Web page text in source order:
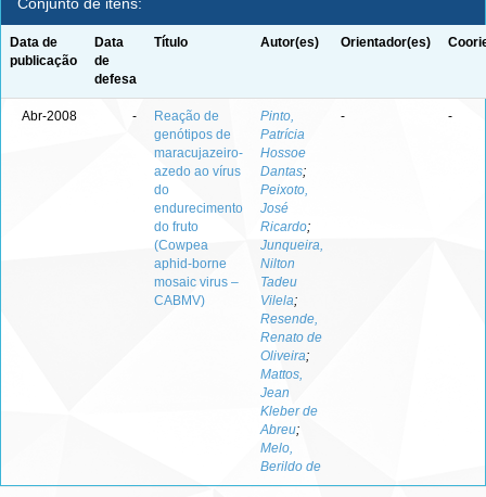
Data de
publicação
Data
de
defesa
Título Autor(es) Orientador(es)
Abr-2008 -
Reação de
genótipos de
maracujazeiro-
azedo ao vírus
do
endurecimento
do fruto
(Cowpea
aphid-borne
mosaic virus –
CABMV)
Pinto,
Patrícia
Hossoe
Dantas;
Peixoto,
José
Ricardo;
Junqueira,
Nilton
Tadeu
Vilela;
Resende,
Renato de
Oliveira;
Mattos,
Jean
Kleber de
Abreu;
Melo,
Berildo de
- -